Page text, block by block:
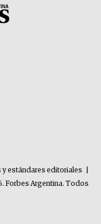
y estándares editoriales
Forbes Argentina. Todos